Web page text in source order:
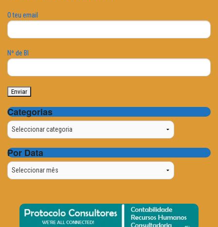
O teu email
Nº de BI
Categorias
Categorias
Por Data
Por
Data